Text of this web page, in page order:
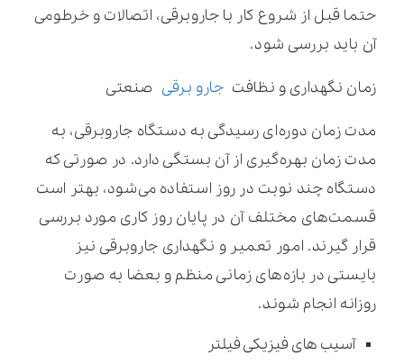
حتما قبل از شروع کار با جاروبرقی، اتصالات و خرطومی
آن باید بررسی شود.
زمان نگهداری و نظافت جارو برقی صنعتی
مدت زمان دوره‌ای رسیدگی به دستگاه جاروبرقی، به
مدت زمان بهره‌گیری از آن بستگی دارد. در صورتی‌ که
دستگاه چند نوبت در روز استفاده می‌شود، بهتر است
قسمت‌های مختلف آن در پایان روز کاری مورد بررسی
قرار گیرند. امور تعمیر و نگهداری جاروبرقی نیز
بایستی در بازه‌های زمانی منظم و بعضا به‌ صورت
روزانه انجام شوند.
آسیب های فیزیکی فیلتر